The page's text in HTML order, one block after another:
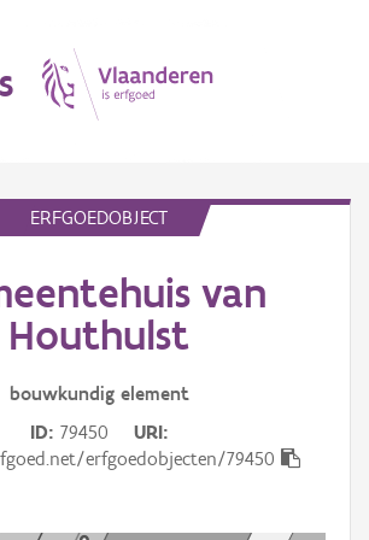
ERFGOEDOBJECT
van
Houthulst
bouwkundig element
ID 79450
URI
erfgoedobjecten/79450